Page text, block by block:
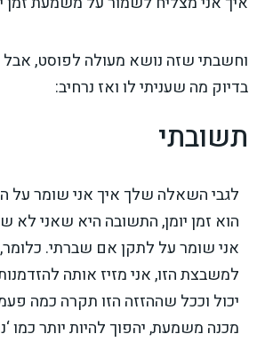
וחשבתי שזה נושא מעולה לפוסט,
בדיוק מה שעניתי לו ואז נרחיב:
תשובתי
לגבי השאלה שלך איך אני שומר על
הוא זמן יומן, התשובה היא שאני
אני שומר על לתקן אם שברתי.
למשבצת הזו, אני מזיז אותה
יכול וככל שההזזה הזו תקרה כמה
מכנה משמעת, יהפוך להיות יותר כמו